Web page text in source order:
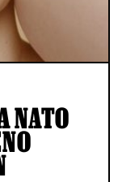
NATO